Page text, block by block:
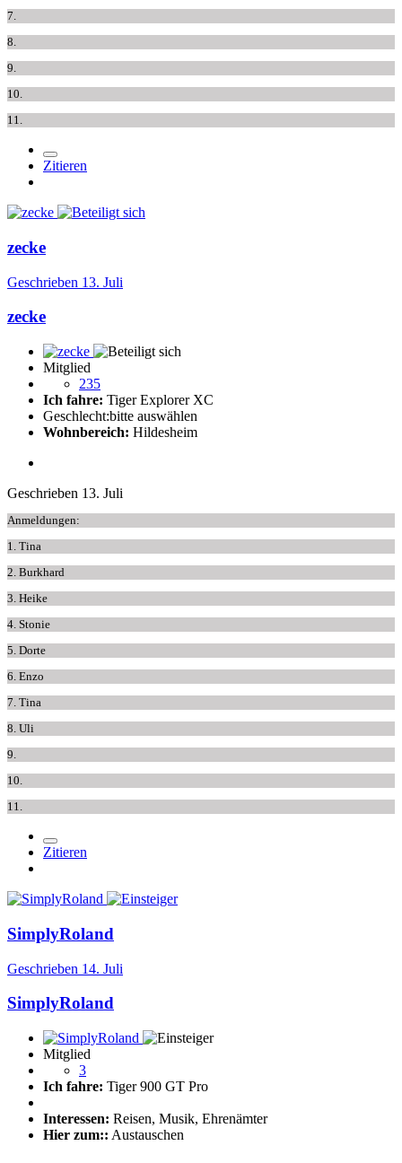
7.
8.
9.
10.
11.
Zitieren
zecke
Geschrieben 13. Juli
zecke
Mitglied
235
Ich fahre: Tiger Explorer XC
Geschlecht:bitte auswählen
Wohnbereich: Hildesheim
Geschrieben 13. Juli
Anmeldungen:
1. Tina
2. Burkhard
3. Heike
4. Stonie
5. Dorte
6. Enzo
7. Tina
8. Uli
9.
10.
11.
Zitieren
SimplyRoland
Geschrieben 14. Juli
SimplyRoland
Mitglied
3
Ich fahre: Tiger 900 GT Pro
Interessen: Reisen, Musik, Ehrenämter
Hier zum:: Austauschen